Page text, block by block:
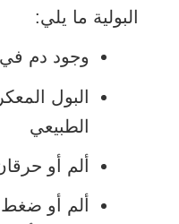
البولية ما يلي:
وجود دم في
البول
الطبيعي
ألم أو
ألم أو